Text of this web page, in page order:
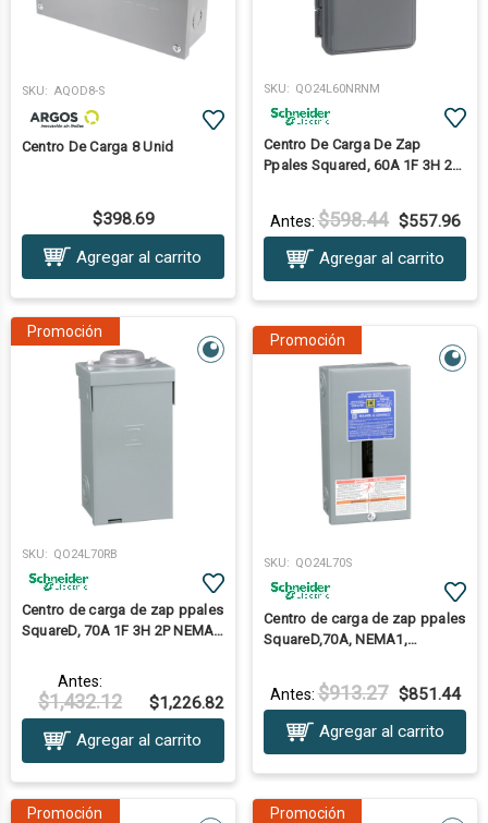
SKU: AQOD8-S
Centro De Carga 8 Unid
$398.69
Agregar al carrito
SKU: QO24L60NRNM
Centro De Carga De Zap
Ppales Squared, 60A 1F 3H 2P
Antes:$598.44 $557.96
Agregar al carrito
Promoción
SKU: QO24L70RB
Centro de carga de zap ppales
SquareD, 70A 1F 3H 2P NEMA
Antes:
$1,432.12
$1,226.82
Agregar al carrito
Promoción
SKU: QO24L70S
Centro de carga de zap ppales
SquareD,70A, NEMA1,
Antes:$913.27 $851.44
Agregar al carrito
Promoción Promoción